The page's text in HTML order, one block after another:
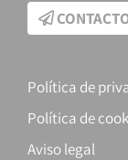
Política de
Política de
Aviso legal